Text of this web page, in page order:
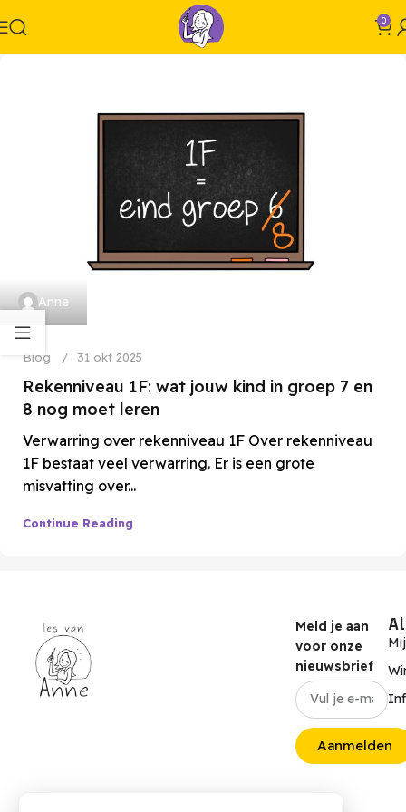
0
Anne
Blog 31 okt 2025
Rekenniveau 1F: wat jouw kind in groep 7 en
8 nog moet leren
Verwarring over rekenniveau 1F Over rekenniveau
1F bestaat veel verwarring. Er is een grote
misvatting over...
Continue Reading
Meld je aan
voor onze
nieuwsbrief
Aanmelden